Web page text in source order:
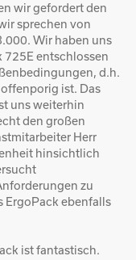
wir gefordert den
sprechen von
Wir haben uns
725E entschlossen
d.h.
ist. Das
uns weiterhin
den großen
Herr
hinsichtlich
zu
ErgoPack ebenfalls
ist fantastisch.